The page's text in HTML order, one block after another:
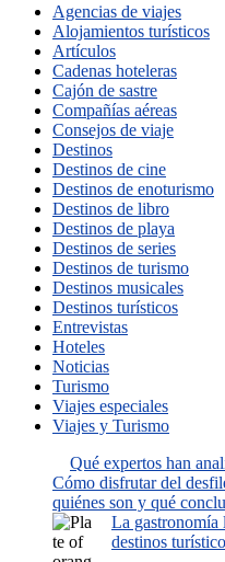
Agencias de viajes
Alojamientos turísticos
Artículos
Cadenas hoteleras
Cajón de sastre
Compañías aéreas
Consejos de viaje
Destinos
Destinos de cine
Destinos de enoturismo
Destinos de libro
Destinos de playa
Destinos de series
Destinos de turismo
Destinos musicales
Destinos turísticos
Entrevistas
Hoteles
Noticias
Turismo
Viajes especiales
Viajes y Turismo
Qué expertos han
Cómo disfrutar del
quiénes son y qué
La gastronomía
destinos